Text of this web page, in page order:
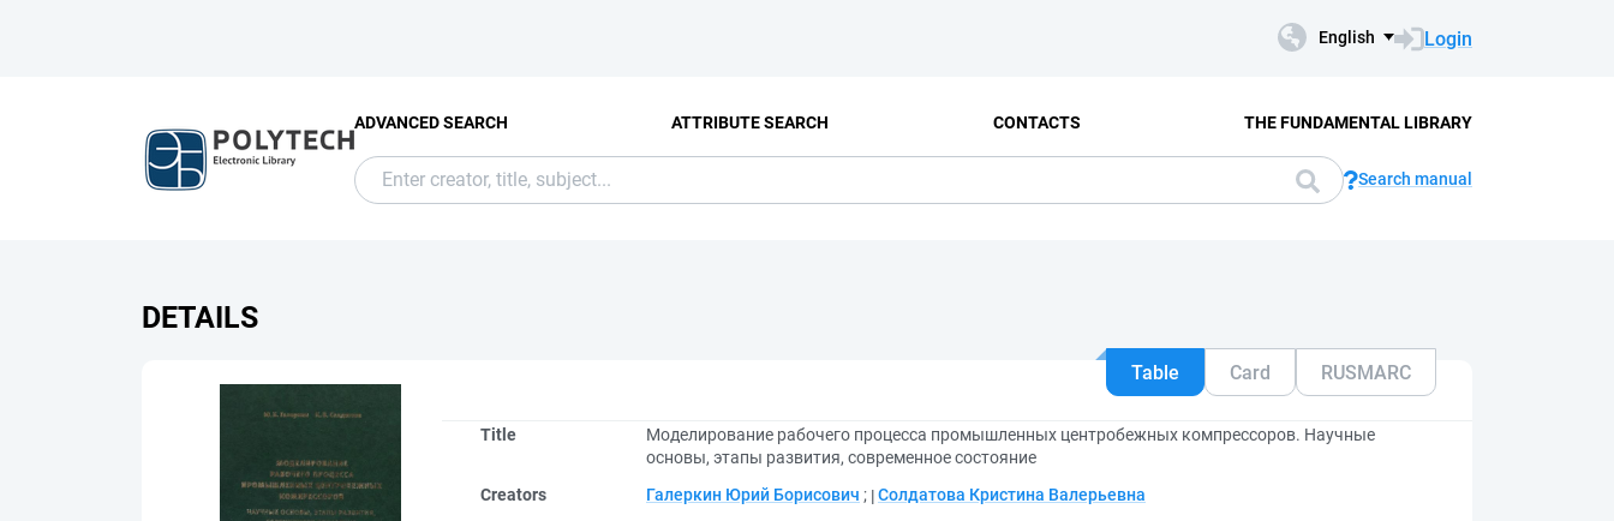
English Login
ADVANCED SEARCH ATTRIBUTE SEARCH CONTACTS THE FUNDAMENTAL LIBRARY
Search manual
DETAILS
Table Card RUSMARC
Title
Моделирование рабочего процесса промышленных центробежных компрессоров. Научные
основы, этапы развития, современное состояние
Creators
Галеркин Юрий Борисович ; Солдатова Кристина Валерьевна